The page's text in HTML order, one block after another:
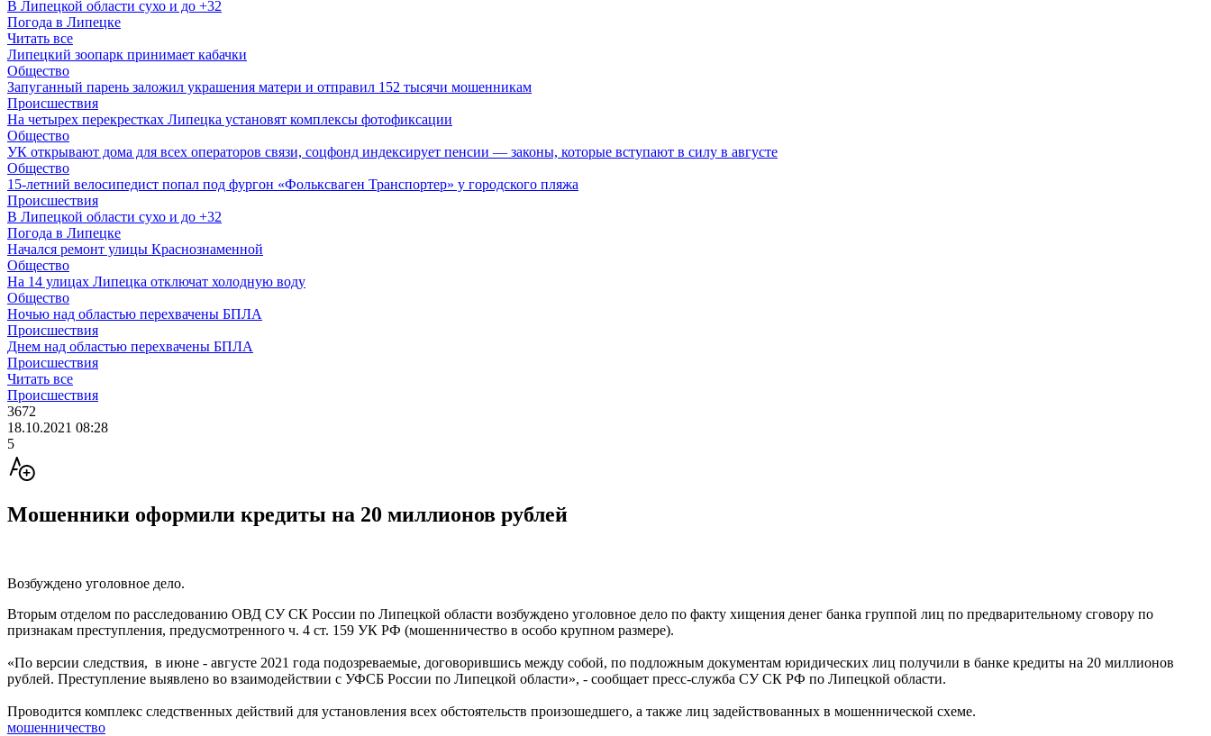
В Липецкой области сухо и до +32
Погода в Липецке
Читать все
Липецкий зоопарк принимает кабачки
Общество
Запуганный парень заложил украшения матери и отправил 152 тысячи мошенникам
Происшествия
На четырех перекрестках Липецка установят комплексы фотофиксации
Общество
УК открывают дома для всех операторов связи, соцфонд индексирует пенсии — законы, которые вступают в силу в августе
Общество
15-летний велосипедист попал под фургон «Фольксваген Транспортер» у городского пляжа
Происшествия
В Липецкой области сухо и до +32
Погода в Липецке
Начался ремонт улицы Краснознаменной
Общество
На 14 улицах Липецка отключат холодную воду
Общество
Ночью над областью перехвачены БПЛА
Происшествия
Днем над областью перехвачены БПЛА
Происшествия
Читать все
Происшествия
3672
18.10.2021 08:28
5
Мошенники оформили кредиты на 20 миллионов рублей
Возбуждено уголовное дело.
Вторым отделом по расследованию ОВД СУ СК России по Липецкой области возбуждено уголовное дело по факту хищения денег банка группой лиц по предварительному сговору по
признакам преступления, предусмотренного ч. 4 ст. 159 УК РФ (мошенничество в особо крупном размере).
«По версии следствия, в июне - августе 2021 года подозреваемые, договорившись между собой, по подложным документам юридических лиц получили в банке кредиты на 20 миллионов
рублей. Преступление выявлено во взаимодействии с УФСБ России по Липецкой области», - сообщает пресс-служба СУ СК РФ по Липецкой области.
Проводится комплекс следственных действий для установления всех обстоятельств произошедшего, а также лиц задействованных в мошеннической схеме.
мошенничество